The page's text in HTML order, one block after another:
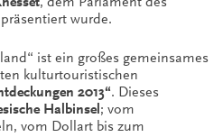
wurde.
ist ein großes gemeinsames
kulturtouristischen
2013“. Dieses
Halbinsel ; vom
vom Dollart bis zum